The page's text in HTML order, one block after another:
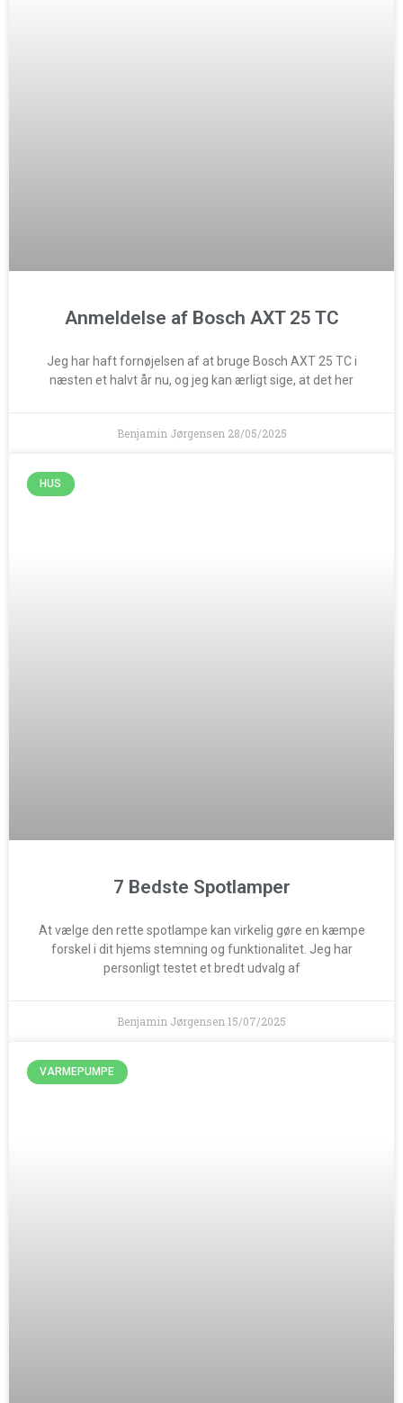
Anmeldelse af Bosch AXT 25 TC
Jeg har haft fornøjelsen af at bruge Bosch AXT 25 TC i
næsten et halvt år nu, og jeg kan ærligt sige, at det her
Benjamin Jørgensen 28/05/2025
HUS
7 Bedste Spotlamper
At vælge den rette spotlampe kan virkelig gøre en kæmpe
forskel i dit hjems stemning og funktionalitet. Jeg har
personligt testet et bredt udvalg af
Benjamin Jørgensen 15/07/2025
VARMEPUMPE